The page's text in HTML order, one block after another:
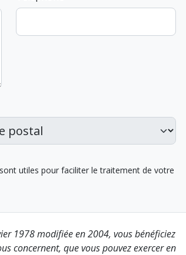
utiles pour faciliter le traitement de votre
1978 modifiée en 2004, vous bénéficiez
concernent, que vous pouvez exercer en